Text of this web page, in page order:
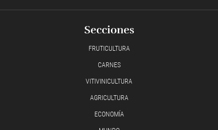
Secciones
FRUTICULTURA
CARNES
VITIVINICULTURA
AGRICULTURA
ECONOMÍA